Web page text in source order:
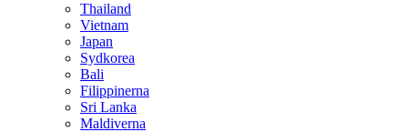
Thailand
Vietnam
Japan
Sydkorea
Bali
Filippinerna
Sri Lanka
Maldiverna